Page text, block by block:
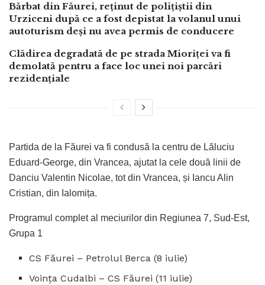
Bărbat din Făurei, reținut de polițiștii din
Urziceni după ce a fost depistat la volanul unui
autoturism deși nu avea permis de conducere
Clădirea degradată de pe strada Mioriței va fi
demolată pentru a face loc unei noi parcări
rezidențiale
Partida de la Făurei va fi condusă la centru de Lăluciu
Eduard-George, din Vrancea, ajutat la cele două linii de
Danciu Valentin Nicolae, tot din Vrancea, și Iancu Alin
Cristian, din Ialomița.
Programul complet al meciurilor din Regiunea 7, Sud-Est,
Grupa 1
CS Făurei – Petrolul Berca (8 iulie)
Voința Cudalbi – CS Făurei (11 iulie)